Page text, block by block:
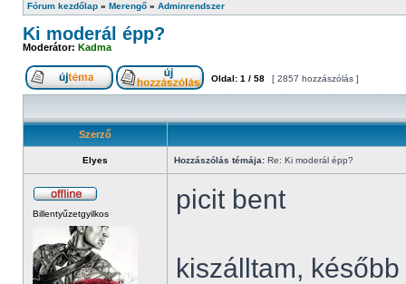
Fórum kezdőlap » Merengő » Adminrendszer
Ki moderál épp?
Moderátor: Kadma
Oldal: 1 / 58 [ 2857 hozzászólás ]
Szerző
Elyes Hozzászólás témája: Re: Ki moderál épp?
Billentyűzetgyilkos picit bent
kiszálltam,